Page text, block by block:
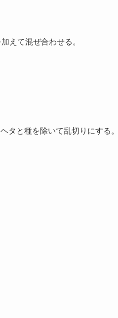
えて混ぜ合わせる。
タと種を除いて乱切りにする。